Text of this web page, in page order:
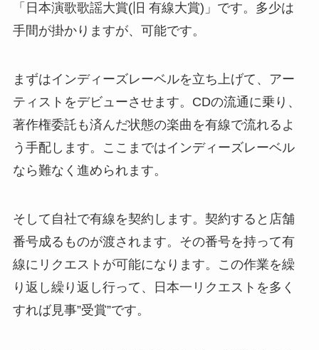
「日本演歌歌謡大賞(旧 有線大賞)」です。多少は
手間が掛かりますが、可能です。
まずはインディーズレーベルを立ち上げて、アー
ティストをデビューさせます。CDの流通に乗り、
著作権委託も済んだ状態の楽曲を有線で流れるよ
う手配します。ここまではインディーズレーベル
なら難なく進められます。
そして自社で有線を契約します。契約すると店舗
番号成るものが渡されます。その番号を持って有
線にリクエストが可能になります。この作業を繰
り返し繰り返し行って、日本一リクエストを多く
すれば見事”受賞”です。